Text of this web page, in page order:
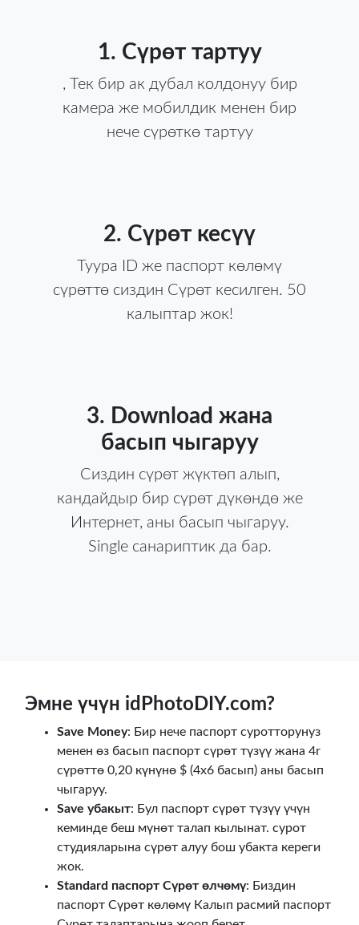
1. Сүрөт тартуу
, Тек бир ак дубал колдонуу бир
камера же мобилдик менен бир
нече сүрөткө тартуу
2. Сүрөт кесүү
Туура ID же паспорт көлөмү
сүрөттө сиздин Сүрөт кесилген. 50
калыптар жок!
3. Download жана
басып чыгаруу
Сиздин сүрөт жүктөп алып,
кандайдыр бир сүрөт дүкөндө же
Интернет, аны басып чыгаруу.
Single санариптик да бар.
Эмне үчүн idPhotoDIY.com?
Save Money: Бир нече паспорт суротторунуз
менен өз басып паспорт сүрөт түзүү жана 4r
сүрөттө 0,20 күнүнө $ (4x6 басып) аны басып
чыгаруу.
Save убакыт: Бул паспорт сүрөт түзүү үчүн
кеминде беш мүнөт талап кылынат. сурот
студияларына сүрөт алуу бош убакта кереги
жок.
Standard паспорт Сүрөт өлчөмү: Биздин
паспорт Сүрөт көлөмү Калып расмий паспорт